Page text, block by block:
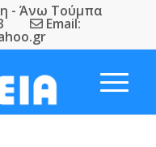
- Άνω Τούμπα
Email: